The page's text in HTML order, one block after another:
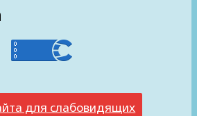
для слабовидящих